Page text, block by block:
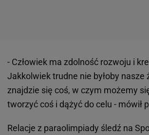
- Człowiek ma zdolność rozwoju i
Jakkolwiek trudne nie byłoby nasze
znajdzie się coś, w czym możemy
tworzyć coś i dążyć do celu - mówił
Relacje z paraolimpiady śledź na